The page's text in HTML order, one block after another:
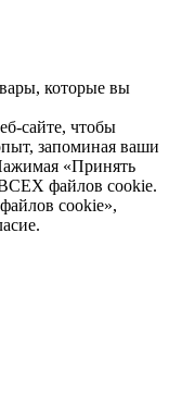
которые вы
сайте, чтобы
запоминая ваши
«Принять
ВСЕХ файлов cookie.
cookie»,